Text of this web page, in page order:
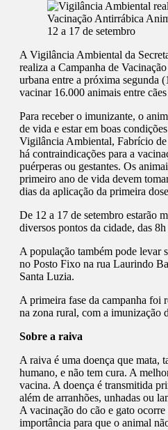
A Vigilância Ambiental da
realiza a Campanha de
urbana entre a próxima segunda
vacinar 16.000 animais entre cães
Para receber o imunizante, o
de vida e estar em boas
Vigilância Ambiental, Fabrício
há contraindicações para a
puérperas ou gestantes. Os
primeiro ano de vida devem
dias da aplicação da primeira
De 12 a 17 de setembro estarão
diversos pontos da cidade, das 8h
A população também pode levar
no Posto Fixo na rua Laurindo
Santa Luzia.
A primeira fase da campanha foi
na zona rural, com a imunização
Sobre a raiva
A raiva é uma doença que mata,
humano, e não tem cura. A
vacina. A doença é transmitida
além de arranhões, unhadas ou
A vacinação do cão e gato ocorre
importância para que o animal